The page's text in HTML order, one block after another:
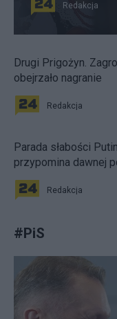
Redakcja
Drugi Prigożyn.
obejrzało nagranie
Redakcja
Parada słabości
przypomina dawnej
Redakcja
#PiS